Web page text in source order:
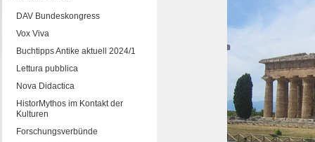
DAV Bundeskongress
Vox Viva
Buchtipps Antike aktuell 2024/1
Lettura pubblica
Nova Didactica
HistorMythos im Kontakt der
Kulturen
Forschungsverbünde